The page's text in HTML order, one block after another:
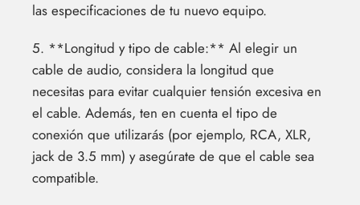
las especificaciones de tu nuevo equipo.
5. **Longitud y tipo de cable:** Al elegir un
cable de audio, considera la longitud que
necesitas para evitar cualquier tensión excesiva en
el cable. Además, ten en cuenta el tipo de
conexión que utilizarás (por ejemplo, RCA, XLR,
jack de 3.5 mm) y asegúrate de que el cable sea
compatible.